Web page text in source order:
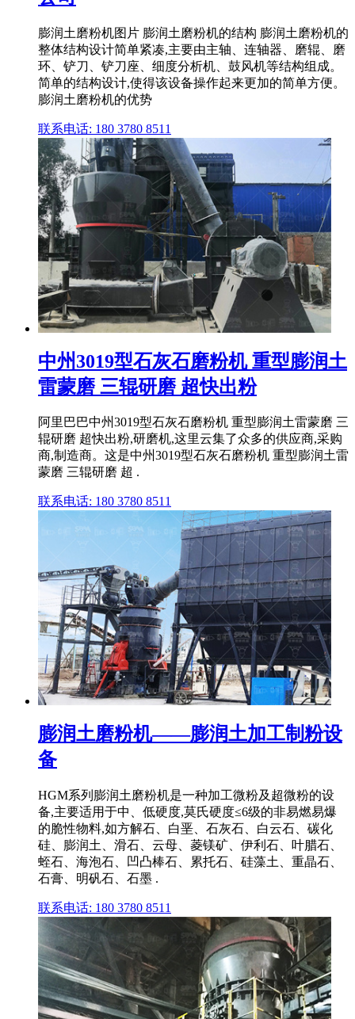
膨润土磨粉机图片 膨润土磨粉机的结构 膨润土磨粉机的
整体结构设计简单紧凑,主要由主轴、连轴器、磨辊、磨
环、铲刀、铲刀座、细度分析机、鼓风机等结构组成。
简单的结构设计,使得该设备操作起来更加的简单方便。
膨润土磨粉机的优势
联系电话: 180 3780 8511
中州3019型石灰石磨粉机 重型膨润土
雷蒙磨 三辊研磨 超快出粉
阿里巴巴中州3019型石灰石磨粉机 重型膨润土雷蒙磨 三
辊研磨 超快出粉,研磨机,这里云集了众多的供应商,采购
商,制造商。这是中州3019型石灰石磨粉机 重型膨润土雷
蒙磨 三辊研磨 超 .
联系电话: 180 3780 8511
膨润土磨粉机——膨润土加工制粉设
备
HGM系列膨润土磨粉机是一种加工微粉及超微粉的设
备,主要适用于中、低硬度,莫氏硬度≤6级的非易燃易爆
的脆性物料,如方解石、白垩、石灰石、白云石、碳化
硅、膨润土、滑石、云母、菱镁矿、伊利石、叶腊石、
蛭石、海泡石、凹凸棒石、累托石、硅藻土、重晶石、
石膏、明矾石、石墨 .
联系电话: 180 3780 8511